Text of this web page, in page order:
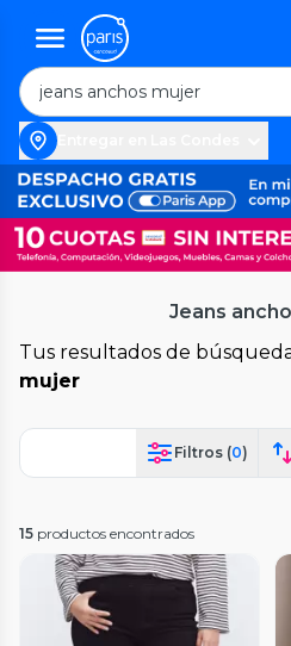
Jeans
Tus resultados de
mujer
Filtros (0)
15 productos encontrados